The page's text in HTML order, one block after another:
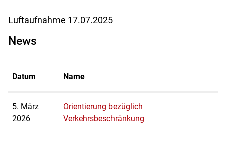
Luftaufnahme 17.07.2025
News
Datum Name
5. März
2026
Orientierung bezüglich
Verkehrsbeschränkung